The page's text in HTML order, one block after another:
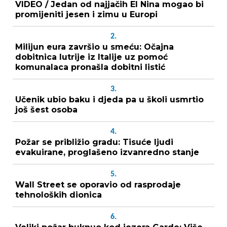
VIDEO / Jedan od najjačih El Nina mogao bi
promijeniti jesen i zimu u Europi
2.
Milijun eura završio u smeću: Očajna
dobitnica lutrije iz Italije uz pomoć
komunalaca pronašla dobitni listić
3.
Učenik ubio baku i djeda pa u školi usmrtio
još šest osoba
4.
Požar se približio gradu: Tisuće ljudi
evakuirane, proglašeno izvanredno stanje
5.
Wall Street se oporavio od rasprodaje
tehnoloških dionica
6.